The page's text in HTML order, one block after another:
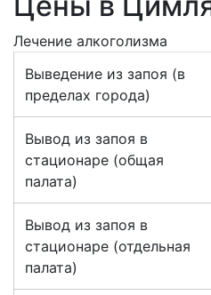
Лечение алкоголизма
Выведение из запоя (в
пределах города)
Вывод из запоя в
стационаре (общая
палата)
Вывод из запоя в
стационаре (отдельная
палата)